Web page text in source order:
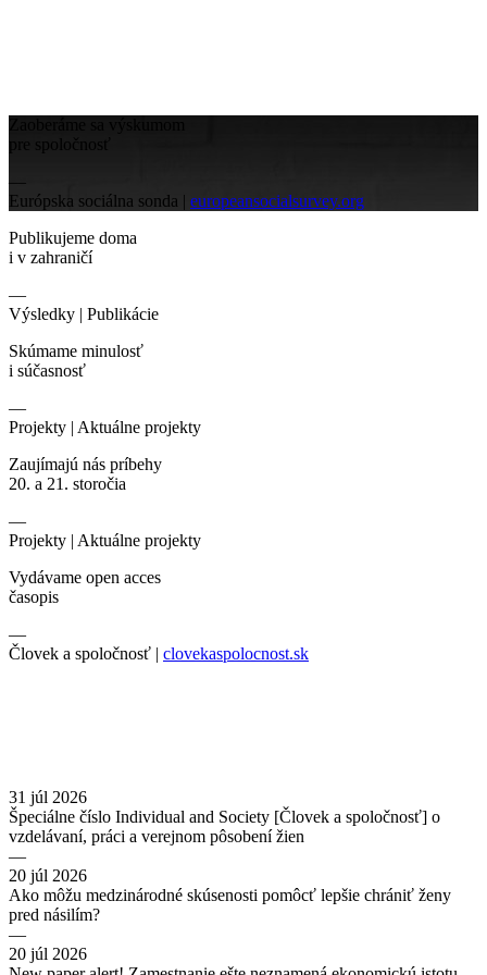
pre spoločnosť
—
Európska sociálna sonda | europeansocialsurvey.org
Publikujeme doma
i v zahraničí
—
Výsledky | Publikácie
Skúmame minulosť
i súčasnosť
—
Projekty | Aktuálne projekty
Zaujímajú nás príbehy
20. a 21. storočia
—
Projekty | Aktuálne projekty
Vydávame open acces
časopis
—
Človek a spoločnosť | clovekaspolocnost.sk
31 júl 2026
Špeciálne číslo Individual and Society [Človek a spoločnosť] o
vzdelávaní, práci a verejnom pôsobení žien
—
20 júl 2026
Ako môžu medzinárodné skúsenosti pomôcť lepšie chrániť ženy
pred násilím?
—
20 júl 2026